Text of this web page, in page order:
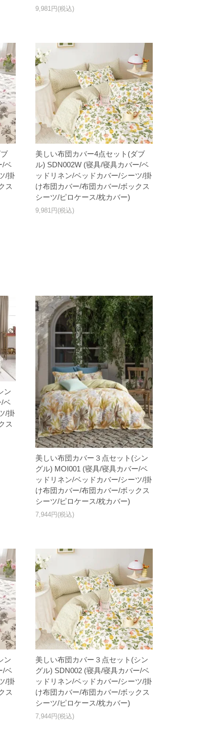
9,981円(税込)
/ベ
/掛
ス
美しい布団カバー4点セット(ダブ
ル) SDN002W (寝具/寝具カバー/ベ
ッドリネン/ベッドカバー/シーツ/掛
け布団カバー/布団カバー/ボックス
シーツ/ピロケース/枕カバー)
9,981円(税込)
ン
ベ
/掛
ス
美しい布団カバー３点セット(シン
グル) MOI001 (寝具/寝具カバー/ベ
ッドリネン/ベッドカバー/シーツ/掛
け布団カバー/布団カバー/ボックス
シーツ/ピロケース/枕カバー)
7,944円(税込)
ン
/ベ
/掛
ス
美しい布団カバー３点セット(シン
グル) SDN002 (寝具/寝具カバー/ベ
ッドリネン/ベッドカバー/シーツ/掛
け布団カバー/布団カバー/ボックス
シーツ/ピロケース/枕カバー)
7,944円(税込)